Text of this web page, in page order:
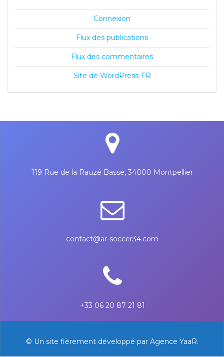
Connexion
Flux des publications
Flux des commentaires
Site de WordPress-FR
119 Rue de la Rauzé Basse, 34000 Montpellier
contact@ar-soccer34.com
+33 06 20 87 21 81
© Un site fièrement développé par Agence YaaR.